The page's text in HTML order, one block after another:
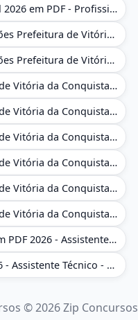
Apostila NAV Brasil 2026 em PDF - Profissional Técnico de Navegação Aérea - Operador de Torre de Controle
Caderno de Questões Prefeitura de Vitória da Conquista - BA - Conhecimentos Gerais - 450 Questões Gabaritadas
Caderno de Questões Prefeitura de Vitória da Conquista em PDF - BA - Conhecimentos Gerais - 450 Questões Gabaritadas
Combo Prefeitura de Vitória da Conquista - BA 2026 - Monitor Escolar (Educação Infantil e Cobertura das AC'S)
Combo Prefeitura de Vitória da Conquista - BA 2026 - Monitor Escolar (Educação Infantil e Cobertura das AC'S)
Combo Prefeitura de Vitória da Conquista - BA 2026 - Monitor Escolar (Suporte às Crianças com Deficiência)
Combo Prefeitura de Vitória da Conquista - BA 2026 - Monitor Escolar (Suporte às Crianças com Deficiência)
Combo Prefeitura de Vitória da Conquista - BA 2026 - Pedagogo - Zona Urbana e/ou Rural
Combo Prefeitura de Vitória da Conquista - BA 2026 - Pedagogo - Zona Urbana e/ou Rural
Apostila CAU-SP em PDF 2026 - Assistente Técnico - Administrativo
Curso CAU-SP 2026 - Assistente Técnico - Administrativo e Administrativo Regional
© 2026 Zip Concursos